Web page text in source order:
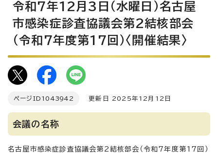
令和7年12月3日（水曜日）名古屋
市感染症診査協議会第2結核部会
（令和7年度第17回）〈開催結果〉
ページID 1043942 更新日 2025年12月12日
会議の名称
名古屋市感染症診査協議会第2結核部会（令和7年度第17回）